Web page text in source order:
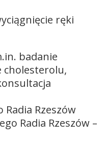
ręki
badanie
cholesterolu,
Rzeszów
Radia Rzeszów –